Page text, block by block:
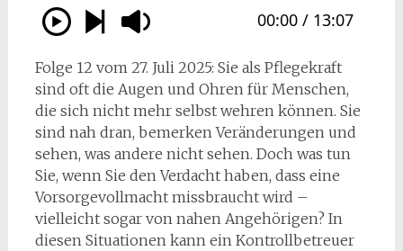
Folge 12 vom 27. Juli 2025: Sie als Pflegekraft
sind oft die Augen und Ohren für Menschen,
die sich nicht mehr selbst wehren können. Sie
sind nah dran, bemerken Veränderungen und
sehen, was andere nicht sehen. Doch was tun
Sie, wenn Sie den Verdacht haben, dass eine
Vorsorgevollmacht missbraucht wird –
vielleicht sogar von nahen Angehörigen? In
diesen Situationen kann ein Kontrollbetreuer